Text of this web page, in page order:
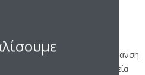
την ταυτόχρονη θέρμανση
είναι ιδανική για ξενοδοχεία